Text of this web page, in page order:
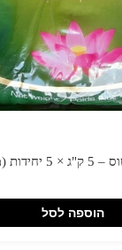
(מארז)
הוספה לסל